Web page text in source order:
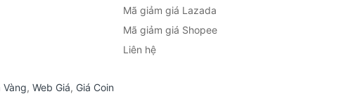
Mã giảm giá Lazada
Mã giảm giá Shopee
Liên hệ
Vàng, Web Giá, Giá Coin